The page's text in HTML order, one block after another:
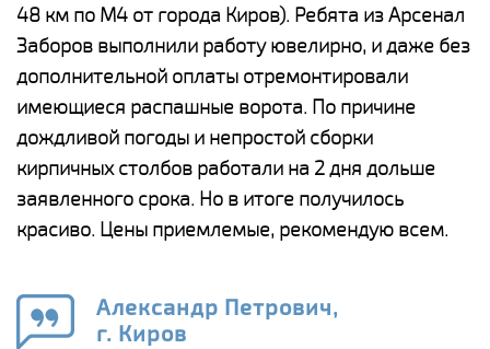
48 км по М4 от города Киров). Ребята из Арсенал
Заборов выполнили работу ювелирно, и даже без
дополнительной оплаты отремонтировали
имеющиеся распашные ворота. По причине
дождливой погоды и непростой сборки
кирпичных столбов работали на 2 дня дольше
заявленного срока. Но в итоге получилось
красиво. Цены приемлемые, рекомендую всем.
Александр Петрович,
г. Киров